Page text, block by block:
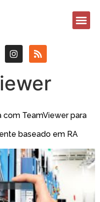
com TeamViewer para
baseado em RA